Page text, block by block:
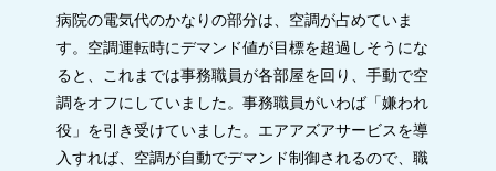
病院の電気代のかなりの部分は、空調が占めていま
す。空調運転時にデマンド値が目標を超過しそうにな
ると、これまでは事務職員が各部屋を回り、手動で空
調をオフにしていました。事務職員がいわば「嫌われ
役」を引き受けていました。エアアズアサービスを導
入すれば、空調が自動でデマンド制御されるので、職